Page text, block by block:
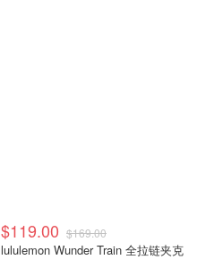
$119.00 $169.00
lululemon Wunder Train 全拉链夹克